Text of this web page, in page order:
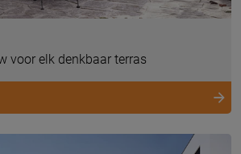
voor elk denkbaar terras